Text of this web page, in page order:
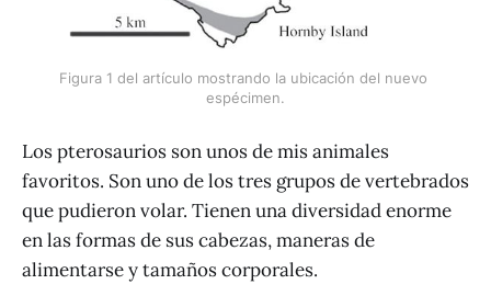
Figura 1 del artículo mostrando la ubicación del nuevo
espécimen.
Los pterosaurios son unos de mis animales
favoritos. Son uno de los tres grupos de vertebrados
que pudieron volar. Tienen una diversidad enorme
en las formas de sus cabezas, maneras de
alimentarse y tamaños corporales.